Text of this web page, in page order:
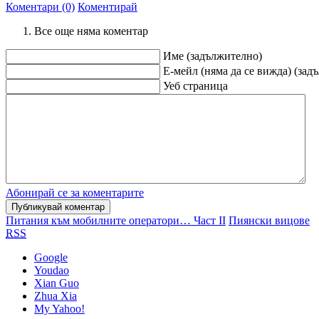
Коментари (0) Коментирай
Все още няма коментар
Име (задължително)
Е-мейл (няма да се вижда)
Уеб страница
Абонирай се за коментарите
Питания към мобилните оператори… Част II Пиянски вицове
RSS
Google
Youdao
Xian Guo
Zhua Xia
My Yahoo!